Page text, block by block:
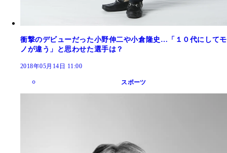
衝撃のデビューだった小野伸二や小倉隆史…「１０代にしてモ
ノが違う」と思わせた選手は？
2018年05月14日 11:00
スポーツ